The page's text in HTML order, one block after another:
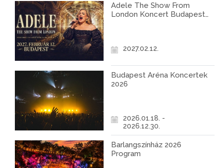
Adele The Show From
London Koncert Budapest
2027.02.12.
Budapest Aréna Koncertek
2026
2026.01.18. -
2026.12.30.
Barlangszínház 2026
Program